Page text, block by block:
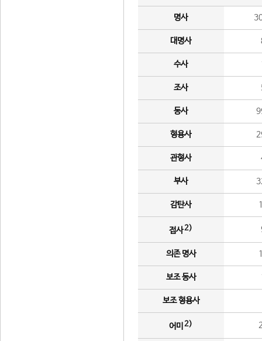
명사
대명사
수사
조사
동사
형용사
관형사
부사
감탄사
접사2)
의존 명사
보조 동사
보조 형용사
어미 2)